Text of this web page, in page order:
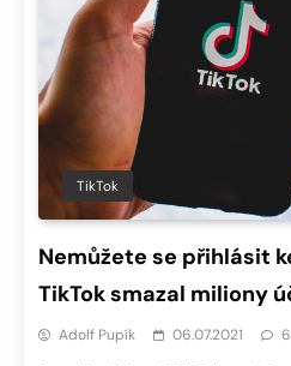
TikTok
Nemůžete se přihlásit
TikTok smazal miliony
Adolf Pupík 06.07.2021 6